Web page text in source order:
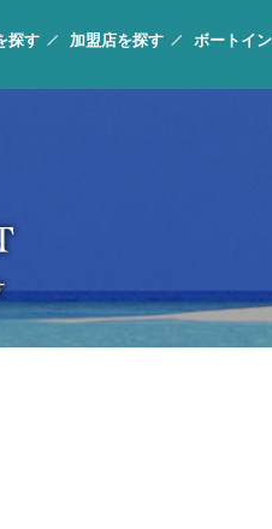
探す 加盟店を探す ボートイ